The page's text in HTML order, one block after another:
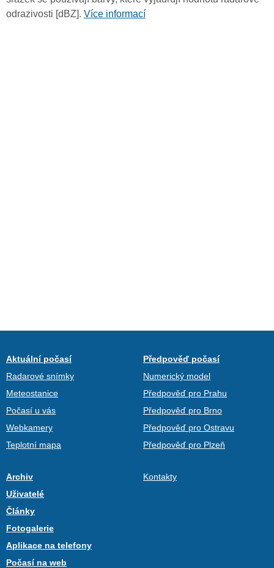
odrazivosti [dBZ]. Více informací
Aktuální počasí
Radarové snímky
Meteostanice
Počasí u vás
Webkamery
Teplotní mapa
Předpověď počasí
Numerický model
Předpověď pro Prahu
Předpověď pro Brno
Předpověď pro Ostravu
Předpověď pro Plzeň
Archiv
Uživatelé
Články
Fotogalerie
Aplikace na telefony
Počasí na web
Kontakty